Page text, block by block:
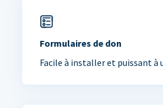
Formulaires de don
Facile à installer et puissant à